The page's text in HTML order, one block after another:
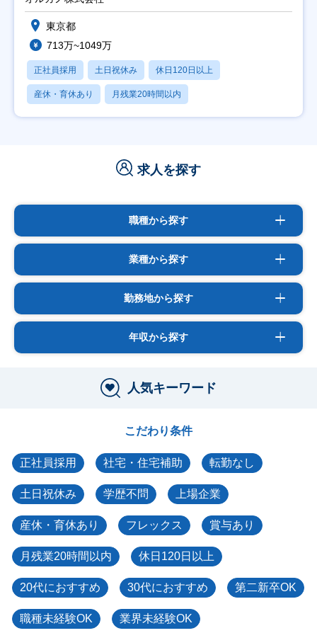
東京都
713万~1049万
正社員採用 土日祝休み 休日120日以上
産休・育休あり 月残業20時間以内
求人を探す
職種から探す
業種から探す
勤務地から探す
年収から探す
人気キーワード
こだわり条件
正社員採用 社宅・住宅補助 転勤なし
土日祝休み 学歴不問 上場企業
産休・育休あり フレックス 賞与あり
月残業20時間以内 休日120日以上
20代におすすめ 30代におすすめ 第二新卒OK
職種未経験OK 業界未経験OK